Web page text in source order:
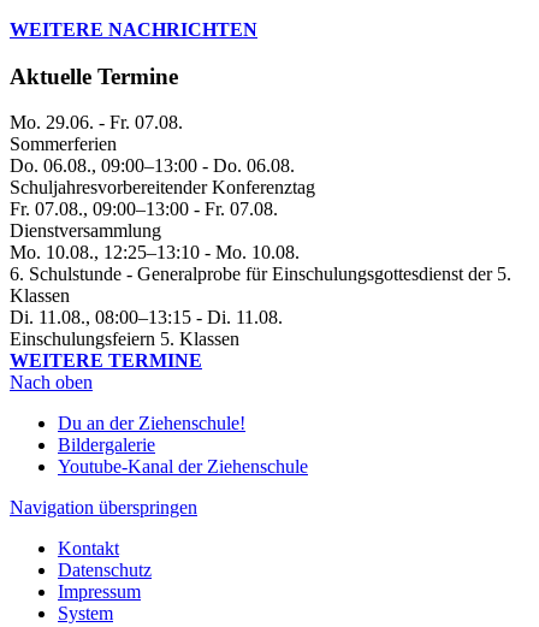
WEITERE NACHRICHTEN
Aktuelle Termine
Mo. 29.06. - Fr. 07.08.
Sommerferien
Do. 06.08., 09:00–13:00 - Do. 06.08.
Schuljahresvorbereitender Konferenztag
Fr. 07.08., 09:00–13:00 - Fr. 07.08.
Dienstversammlung
Mo. 10.08., 12:25–13:10 - Mo. 10.08.
6. Schulstunde - Generalprobe für Einschulungsgottesdienst der 5.
Klassen
Di. 11.08., 08:00–13:15 - Di. 11.08.
Einschulungsfeiern 5. Klassen
WEITERE TERMINE
Nach oben
Du an der Ziehenschule!
Bildergalerie
Youtube-Kanal der Ziehenschule
Navigation überspringen
Kontakt
Datenschutz
Impressum
System